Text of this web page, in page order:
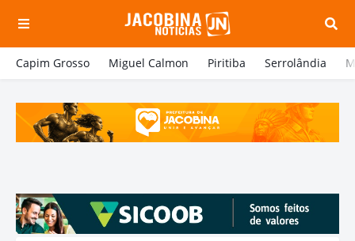
Capim Grosso Miguel Calmon Piritiba Serrolândia